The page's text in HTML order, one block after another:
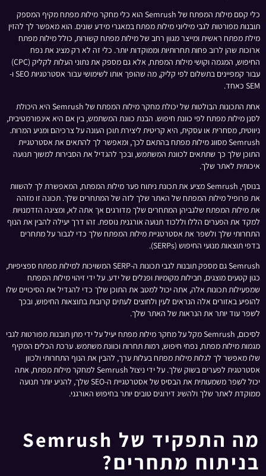
כלי קסם מילות המפתח של Semrush הוא כלי מחקר מילות מפתח מקיף המספק
תובנות מפורטות לגבי מיליוני מילות מפתח במאגרי מידע שונים. הוא מאפשר לך להזין
מילת מפתח ראשית ומייצר מגוון רחב של מילות מפתח קשורות, כולל מילות מפתח
ארוכות שהן לרוב פחות תחרותיות וממוקדות יותר. כלי זה לא רק מציג את נפח
החיפוש, המגמה וקושי מילות המפתח, אלא גם מספק את נתוני העלות לקליק (CPC)
עבור קמפיינים בתשלום לפי קליק, מה שהופך אותו לשימושי עבור אסטרטגיות SEO ו-
SEM כאחד.
אחת התכונות הבולטות של יכולת מחקר מילות המפתח של Semrush היא היכולת
לסנן מילות מפתח לפי כוונת חיפוש. הבנת כוונת המשתמש, בין אם היא אינפורמטיבית,
ניווטית, מסחרית או עסקית, היא קריטית ליצירת תוכן העונה על צרכיהם ומניע המרות.
Semrush מסווג מילות מפתח בהתאם לכך, ומאפשר לך להתאים את אסטרטגיית
התוכן שלך כך שתתאים לכוונת המשתמש, ובכך להגדיל את הסבירות למשוך תנועה
איכותית לאתר שלך.
בנוסף, Semrush מציע את תכונת ניתוח פער מילות המפתח, המאפשרת לך להשוות
את פרופיל מילות המפתח של האתר שלך לזה של המתחרים שלך. תכונה זו מזהה
את מילות המפתח שלגביהן המתחרים שלך מדורגים אך אתה לא, ומציגה הזדמנויות
למקד את הפערים הללו וללכוד תנועה אורגנית נוספת. זהו דרך יעילה להבין את הנוף
התחרותי שלך ולשפר את אסטרטגיית מילות המפתח שלך כדי לגבור על מתחרים
בדפי תוצאות מנועי החיפוש (SERPs).
Semrush גם מספק תובנות לגבי תכונות ה-SERP המשויכות למילות מפתח ספציפיות,
כגון קטעים מוצגים, חבילות מקומיות ופנלים של ידע. על ידי זיהוי מילות המפתח
שמפעילות תכונות אלה, אתה יכול למטב את התוכן שלך כדי להגדיל את הסיכויים שלו
להופיע באזורים אלה הנראים לעין ולחוצים לעתים קרובות בתוצאות החיפוש, ובכך
לשפר עוד יותר את הנראות של האתר שלך.
לסיכום, Semrush מקל על מחקר מילות מפתח יעיל על ידי מתן תובנות מפורטות לגבי
מגמות מילות מפתח, נפחי חיפוש, רמות תחרות וכוונת משתמש. ערכת הכלים המקיף
שלו מאפשר לך לגלות מילות מפתח בעלות ערך, להבין את הנוף התחרותי ולכוון
אסטרטגית לפערים בשוק שלך. על ידי ניצול Semrush למחקר מילות מפתח, אתה
יכול לשפר משמעותית את הבסיס של אסטרטגיית ה-SEO שלך, להניע יותר תנועה
ממוקדת לאתר שלך ולהשיג דירוגים טובים יותר בחיפוש האורגני.
מה התפקיד של Semrush
בניתוח מתחרים?